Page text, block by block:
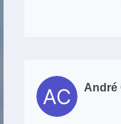
André